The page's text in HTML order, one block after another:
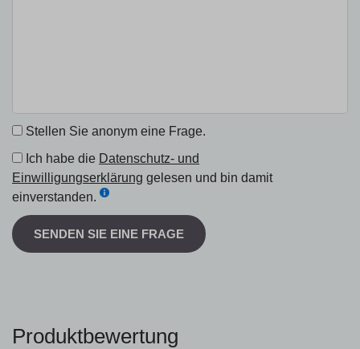
Stellen Sie anonym eine Frage.
Ich habe die Datenschutz- und
Einwilligungserklärung gelesen und bin damit
einverstanden.
SENDEN SIE EINE FRAGE
Produktbewertung